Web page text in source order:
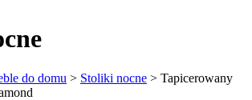
do domu > Stoliki nocne > Tapicerowany